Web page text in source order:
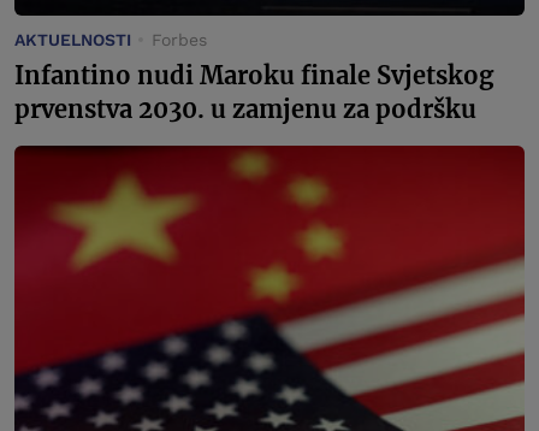
AKTUELNOSTI Forbes
Infantino nudi Maroku finale Svjetskog
prvenstva 2030. u zamjenu za podršku